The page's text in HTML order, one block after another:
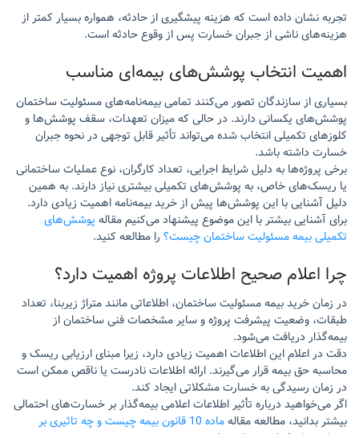
تجربه نشان داده است که هزینه پیشگیری از حادثه، همواره بسیار کمتر از
هزینه‌های ناشی از جبران خسارت پس از وقوع حادثه است.
اهمیت انتخاب پوشش‌های بیمه‌ای مناسب
بسیاری از سازندگان تصور می‌کنند تمامی بیمه‌نامه‌های مسئولیت ساختمان
پوشش‌های یکسانی دارند. در حالی که میزان تعهدات، سقف پوشش‌ها و
کلوزهای تکمیلی انتخاب شده می‌تواند تأثیر قابل توجهی در نحوه جبران
خسارت داشته باشد.
برخی پروژه‌ها به دلیل شرایط اجرایی، تعداد کارگران، نوع عملیات ساختمانی
یا ریسک‌های خاص، به پوشش‌های تکمیلی بیشتری نیاز دارند. به همین
دلیل آشنایی با این پوشش‌ها پیش از خرید بیمه‌نامه اهمیت زیادی دارد.
برای آشنایی بیشتر با این موضوع پیشنهاد می‌کنیم مقاله پوشش‌های
تکمیلی بیمه مسئولیت ساختمان چیست؟ را مطالعه کنید.
چرا اعلام صحیح اطلاعات پروژه اهمیت دارد؟
در زمان خرید بیمه مسئولیت ساختمان، اطلاعاتی مانند متراژ زیربنا، تعداد
طبقات، وضعیت پیشرفت پروژه و سایر مشخصات فنی ساختمان از
بیمه‌گذار دریافت می‌شود.
دقت در اعلام این اطلاعات اهمیت زیادی دارد، زیرا مبنای ارزیابی ریسک و
محاسبه حق بیمه قرار می‌گیرند. ارائه اطلاعات نادرست یا ناقص ممکن است
در زمان رسیدگی به خسارت مشکلاتی ایجاد کند.
اگر می‌خواهید درباره تأثیر اطلاعات اعلامی بیمه‌گذار بر خسارت‌های احتمالی
بیشتر بدانید، مطالعه مقاله
ماده 10 قانون بیمه چیست و چه تاثیری بر